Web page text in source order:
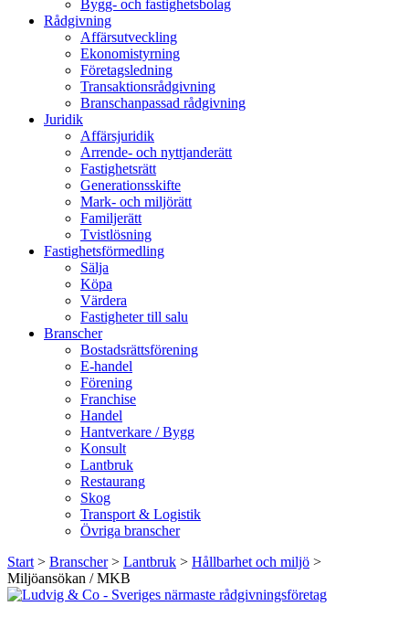
Bygg- och fastighetsbolag
Rådgivning
Affärsutveckling
Ekonomistyrning
Företagsledning
Transaktionsrådgivning
Branschanpassad rådgivning
Juridik
Affärsjuridik
Arrende- och nyttjanderätt
Fastighetsrätt
Generationsskifte
Mark- och miljörätt
Familjerätt
Tvistlösning
Fastighetsförmedling
Sälja
Köpa
Värdera
Fastigheter till salu
Branscher
Bostadsrättsförening
E-handel
Förening
Franchise
Handel
Hantverkare / Bygg
Konsult
Lantbruk
Restaurang
Skog
Transport & Logistik
Övriga branscher
Start > Branscher> Lantbruk > Hållbarhet och miljö >
Miljöansökan / MKB